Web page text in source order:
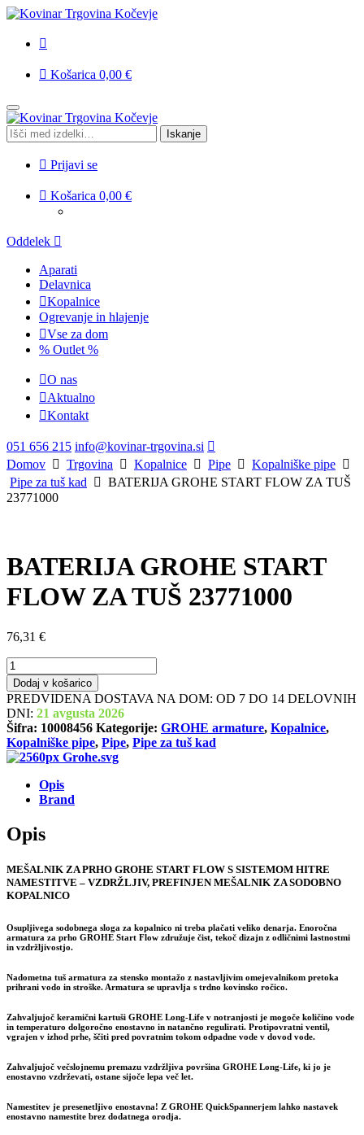
Košarica 0,00 €
Skip
to
navigation
Skip
to
content
Išči: Iskanje
Prijavi se
Košarica 0,00 €
Oddelek
Aparati
Delavnica
Kopalnice
Ogrevanje in hlajenje
Vse za dom
% Outlet %
O nas
Aktualno
Kontakt
051 656 215 info@kovinar-trgovina.si
Domov
Trgovina Kopalnice Pipe
Kopalniške pipe
Pipe za tuš kad
BATERIJA GROHE START FLOW ZA TUŠ
23771000
BATERIJA GROHE START
FLOW ZA TUŠ 23771000
76,31 €
BATERIJA
GROHE
START
FLOW
ZA
TUŠ
23771000
količina
Dodaj v košarico
PREDVIDENA DOSTAVA NA DOM: OD 7 DO 14 DELOVNIH
DNI: 21 avgusta 2026
Šifra: 10008456 Kategorije: GROHE armature, Kopalnice,
Kopalniške pipe, Pipe, Pipe za tuš kad
Opis
Brand
Opis
MEŠALNIK ZA PRHO GROHE START FLOW S SISTEMOM HITRE
NAMESTITVE – VZDRŽLJIV, PREFINJEN MEŠALNIK ZA SODOBNO
KOPALNICO
Osupljivega sodobnega sloga za kopalnico ni treba plačati veliko denarja. Enoročna
armatura za prho GROHE Start Flow združuje čist, tekoč dizajn z odličnimi lastnostmi
in vzdržljivostjo.
Nadometna tuš armatura za stensko montažo z nastavljivim omejevalnikom pretoka
prihrani vodo in stroške. Armatura se upravlja s trdno kovinsko ročico.
Zahvaljujoč keramični kartuši GROHE Long-Life v notranjosti je mogoče količino vode
in temperaturo dolgoročno enostavno in natančno regulirati. Protipovratni ventil,
vgrajen v izhod prhe, ščiti pred povratnim tokom odpadne vode v dovod vode.
Zahvaljujoč večslojnemu premazu vzdržljiva površina GROHE Long-Life, ki jo je
enostavno vzdrževati, ostane sijoče lepa več let.
Namestitev je presenetljivo enostavna! Z GROHE QuickSpannerjem lahko nastavek
enostavno namestite brez dodatnega orodja.